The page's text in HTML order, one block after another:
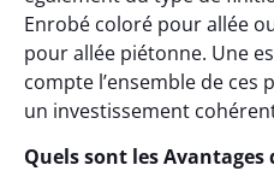
Enrobé coloré pour allée
pour allée piétonne. Une
compte l’ensemble de ces
un investissement
Quels sont les